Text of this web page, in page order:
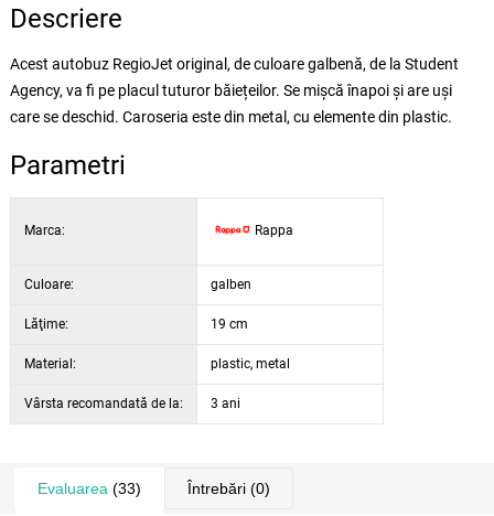
Descriere
Acest autobuz RegioJet original, de culoare galbenă, de la Student
Agency, va fi pe placul tuturor băiețeilor. Se mișcă înapoi și are uși
care se deschid. Caroseria este din metal, cu elemente din plastic.
Parametri
Marca: Rappa
Culoare: galben
Lăţime: 19 cm
Material: plastic, metal
Vârsta recomandată de la: 3 ani
Evaluarea (33) Întrebări(0)